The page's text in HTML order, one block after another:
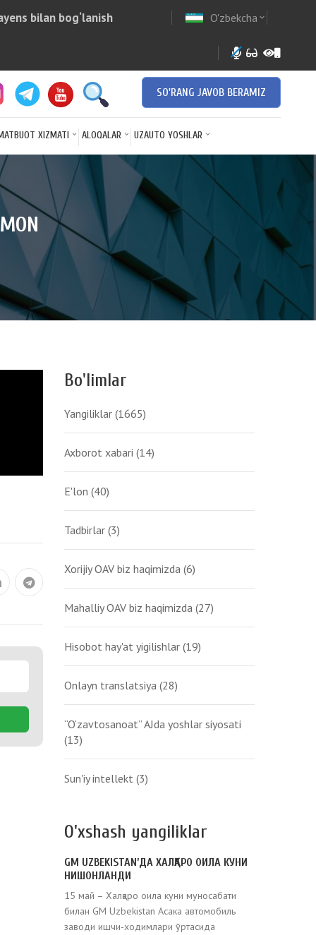
bilan bog‘lanish O'zbekcha expand_more
SO'RANG JAVOB BERAMIZ
XIZMATI ALOQALAR UZAUTO YOSHLAR
Bo'limlar
Yangiliklar (1665)
Axborot xabari (14)
E'lon (40)
Tadbirlar (3)
Xorijiy OAV biz haqimizda (6)
Mahalliy OAV biz haqimizda (27)
Hisobot hay'at yigilishlar (19)
Onlayn translatsiya (28)
“O‘zavtosanoat” AJda yoshlar siyosati
(13)
Sun'iy intellekt (3)
O'xshash yangiliklar
GM UZBEKISTAN’ДА ХАЛҚАРО ОИЛА КУНИ
НИШОНЛАНДИ
15 май – Халқаро оила куни муносабати
билан GM Uzbekistan Асака автомобиль
заводи ишчи-ходимлари ўртасида